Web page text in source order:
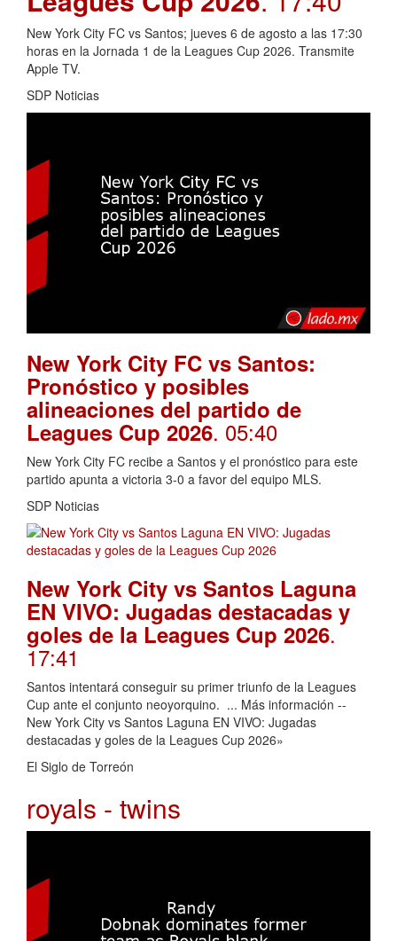
New York City FC vs Santos; jueves 6 de agosto a las 17:30
horas en la Jornada 1 de la Leagues Cup 2026. Transmite
Apple TV.
SDP Noticias
New York City FC vs Santos:
Pronóstico y posibles
alineaciones del partido de
Leagues Cup 2026. 05:40
New York City FC recibe a Santos y el pronóstico para este
partido apunta a victoria 3-0 a favor del equipo MLS.
SDP Noticias
New York City vs Santos Laguna
EN VIVO: Jugadas destacadas y
goles de la Leagues Cup 2026.
17:41
Santos intentará conseguir su primer triunfo de la Leagues
Cup ante el conjunto neoyorquino. ... Más información --
New York City vs Santos Laguna EN VIVO: Jugadas
destacadas y goles de la Leagues Cup 2026»
El Siglo de Torreón
royals - twins